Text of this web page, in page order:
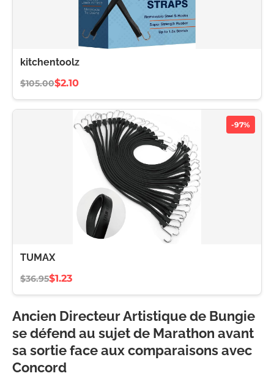
kitchentoolz
$105.00$2.10
-97%
TUMAX
$36.95$1.23
Ancien Directeur Artistique de Bungie
se défend au sujet de Marathon avant
sa sortie face aux comparaisons avec
Concord